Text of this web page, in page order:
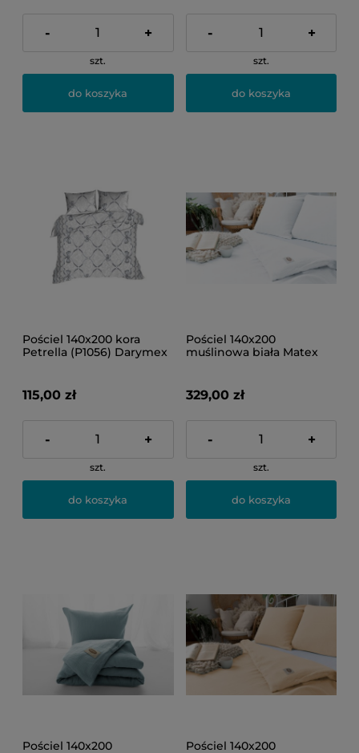
- +
szt.
do koszyka
- +
szt.
do koszyka
Pościel 140x200 kora
Petrella (P1056) Darymex
115,00 zł
- +
szt.
do koszyka
Pościel 140x200
muślinowa biała Matex
329,00 zł
- +
szt.
do koszyka
Pościel 140x200
Pościel 140x200